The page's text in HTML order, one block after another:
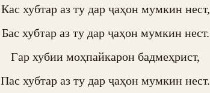
Кас хубтар аз ту дар ҷаҳон мумкин нест,
Бас хубтар аз ту дар ҷаҳон мумкин нест.
Гар хубии моҳпайкарон бадмеҳрист,
Пас хубтар аз ту дар ҷаҳон мумкин нест.